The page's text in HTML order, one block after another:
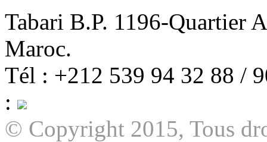
Tabari B.P. 1196-Quartier
Maroc.
Tél : +212 539 94 32 88 /
:
© Copyright 2015, Tous